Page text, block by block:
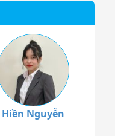
Hiền Nguyễn